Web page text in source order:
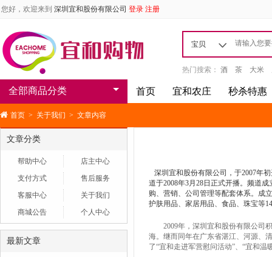
您好，欢迎来到 深圳宜和股份有限公司 登录 注册
宝贝
热门搜索： 酒 茶 大米
全部商品分类 首页 宜和农庄 秒杀特惠
首页 > 关于我们 > 文章内容
文章分类
帮助中心
店主中心
支付方式
售后服务
客服中心
关于我们
商城公告
个人中心
最新文章
深圳宜和股份有限公司，于2007年
道于2008年3月28日正式开播。频道
购、营销、公司管理等配套体系。成
护肤用品、家居用品、食品、珠宝等
2009年，深圳宜和股份有限公司积
海。继而同年在广东省湛江、河源、
了“宜和走进军营慰问活动”、“宜和